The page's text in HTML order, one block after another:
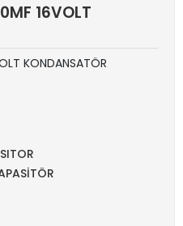
16VOLT
KONDANSATÖR